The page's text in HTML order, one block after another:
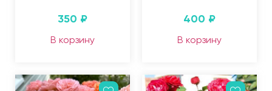
350 ₽
В корзину
400 ₽
В корзину